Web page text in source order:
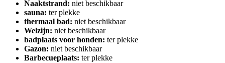
Naaktstrand: niet beschikbaar
sauna: ter plekke
thermaal bad: niet beschikbaar
Welzijn: niet beschikbaar
badplaats voor honden: ter plekke
Gazon: niet beschikbaar
Barbecueplaats: ter plekke